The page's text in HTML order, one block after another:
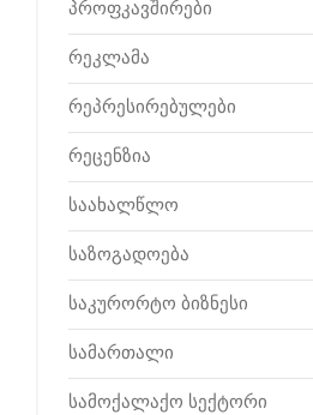
პროფკავშირები
რეკლამა
რეპრესირებულები
რეცენზია
საახალწლო
საზოგადოება
საკურორტო ბიზნესი
სამართალი
სამოქალაქო სექტორი